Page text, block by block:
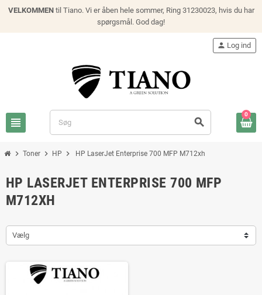
VELKOMMENtil Tiano. Vi er åben hele sommer, Ring 31230023, hvis du har
spørgsmål. God dag!
view_headline search
person Log ind
0
chevron_right Toner chevron_right HP chevron_right HP LaserJet Enterprise 700 MFP M712xh
HP LASERJET ENTERPRISE 700 MFP
M712XH
Vælg